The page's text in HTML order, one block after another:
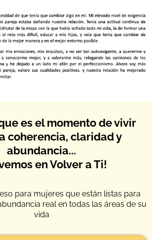
es el momento de vivir
coherencia, claridad y
abundancia...
en Volver a Ti!
para mujeres que están listas para
real en todas las áreas de su
vida